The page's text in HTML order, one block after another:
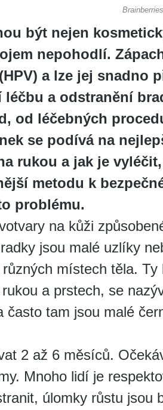
být nejen
nepohodlí.
a lze jej snadno
a odstranění
od léčebných
se podívá na
rukou a jak je
metodu k
problému.
na kůži
jsou malé uzlíky
místech těla. Ty
a prstech, se
často tam jsou malé
2 až 6 měsíců.
Mnoho lidí je
úlomky růstu jsou